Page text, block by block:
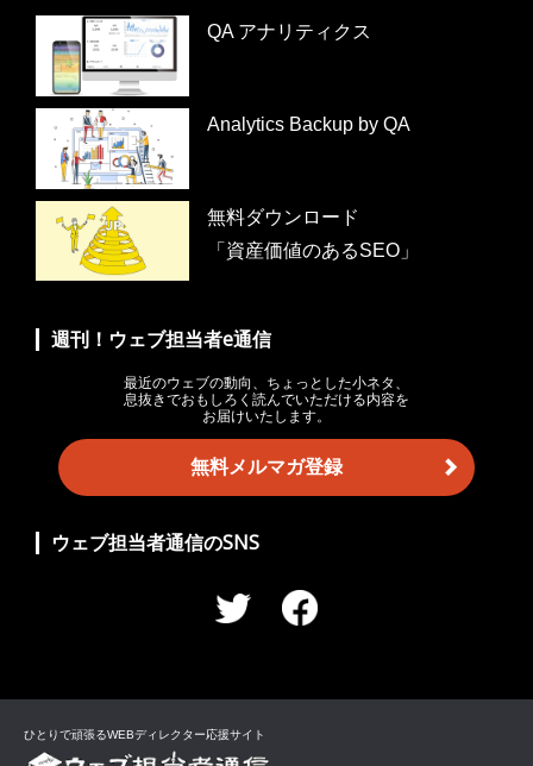
QA アナリティクス
Analytics Backup by QA
無料ダウンロード
「資産価値のあるSEO」
週刊！ウェブ担当者e通信
最近のウェブの動向、ちょっとした小ネタ、
息抜きでおもしろく読んでいただける内容を
お届けいたします。
無料メルマガ登録
ウェブ担当者通信のSNS
ひとりで頑張るWEBディレクター応援サイト